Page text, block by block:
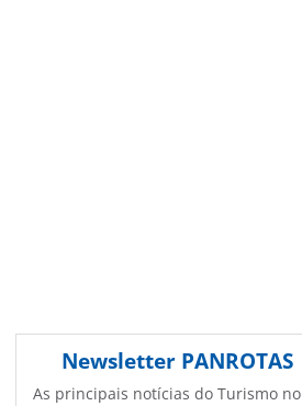
Newsletter PANROTAS
As principais notícias do Turismo no